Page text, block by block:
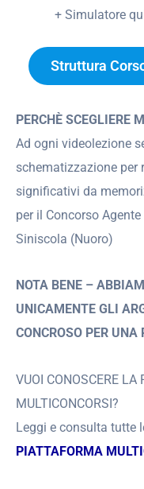
+ Simulatore
Struttura
PERCHÈ SCEGLIERE
Ad ogni videolezione
schematizzazione per
significativi da
per il Concorso
Siniscola (Nuoro)
NOTA BENE –
UNICAMENTE GLI
CONCROSO PER
VUOI CONOSCERE
MULTICONCORSI?
Leggi e consulta tutte
PIATTAFORMA